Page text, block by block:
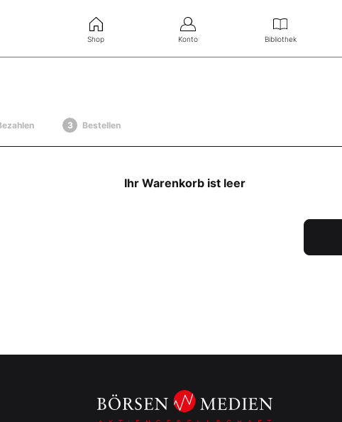
Shop Konto Bibliothek
Bestellen
Ihr Warenkorb ist leer